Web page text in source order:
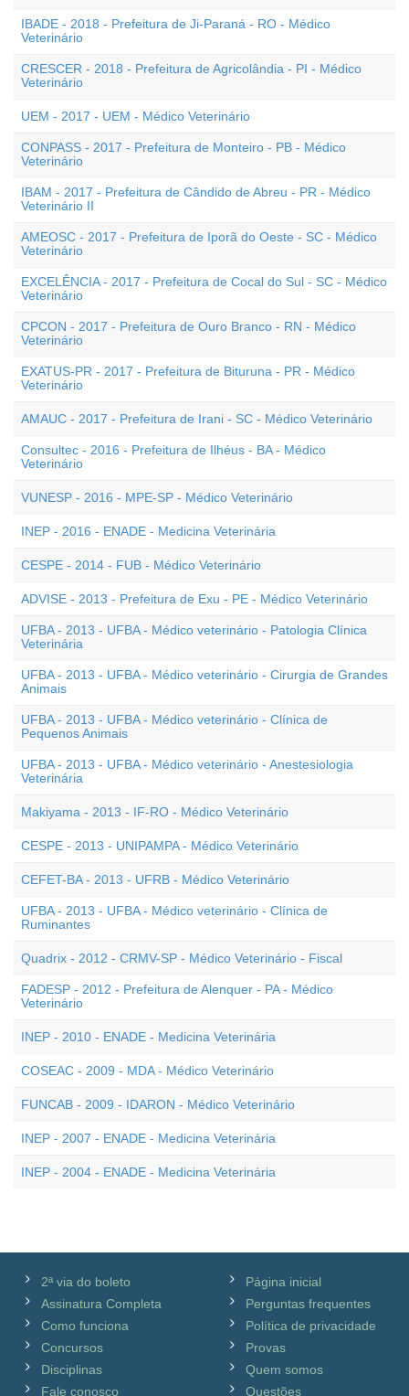
IBADE - 2018 - Prefeitura de Ji-Paraná - RO - Médico
Veterinário
CRESCER - 2018 - Prefeitura de Agricolândia - PI - Médico
Veterinário
UEM - 2017 - UEM - Médico Veterinário
CONPASS - 2017 - Prefeitura de Monteiro - PB - Médico
Veterinário
IBAM - 2017 - Prefeitura de Cândido de Abreu - PR - Médico
Veterinário II
AMEOSC - 2017 - Prefeitura de Iporã do Oeste - SC - Médico
Veterinário
EXCELÊNCIA - 2017 - Prefeitura de Cocal do Sul - SC - Médico
Veterinário
CPCON - 2017 - Prefeitura de Ouro Branco - RN - Médico
Veterinário
EXATUS-PR - 2017 - Prefeitura de Bituruna - PR - Médico
Veterinário
AMAUC - 2017 - Prefeitura de Irani - SC - Médico Veterinário
Consultec - 2016 - Prefeitura de Ilhéus - BA - Médico
Veterinário
VUNESP - 2016 - MPE-SP - Médico Veterinário
INEP - 2016 - ENADE - Medicina Veterinária
CESPE - 2014 - FUB - Médico Veterinário
ADVISE - 2013 - Prefeitura de Exu - PE - Médico Veterinário
UFBA - 2013 - UFBA - Médico veterinário - Patologia Clínica
Veterinária
UFBA - 2013 - UFBA - Médico veterinário - Cirurgia de Grandes
Animais
UFBA - 2013 - UFBA - Médico veterinário - Clínica de
Pequenos Animais
UFBA - 2013 - UFBA - Médico veterinário - Anestesiologia
Veterinária
Makiyama - 2013 - IF-RO - Médico Veterinário
CESPE - 2013 - UNIPAMPA - Médico Veterinário
CEFET-BA - 2013 - UFRB - Médico Veterinário
UFBA - 2013 - UFBA - Médico veterinário - Clínica de
Ruminantes
Quadrix - 2012 - CRMV-SP - Médico Veterinário - Fiscal
FADESP - 2012 - Prefeitura de Alenquer - PA - Médico
Veterinário
INEP - 2010 - ENADE - Medicina Veterinária
COSEAC - 2009 - MDA - Médico Veterinário
FUNCAB - 2009 - IDARON - Médico Veterinário
INEP - 2007 - ENADE - Medicina Veterinária
INEP - 2004 - ENADE - Medicina Veterinária
2ª via do boleto
Assinatura Completa
Como funciona
Concursos
Disciplinas
Fale conosco
Página inicial
Perguntas frequentes
Política de privacidade
Provas
Quem somos
Questões